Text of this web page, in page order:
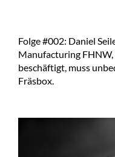
Folge #002: Daniel
Manufacturing
beschäftigt, muss
Fräsbox.